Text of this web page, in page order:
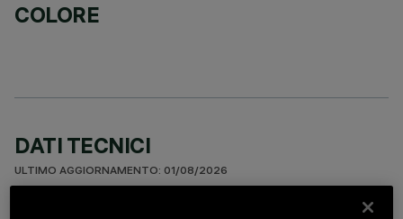
COLORE
DATI TECNICI
ULTIMO AGGIORNAMENTO: 01/08/2026